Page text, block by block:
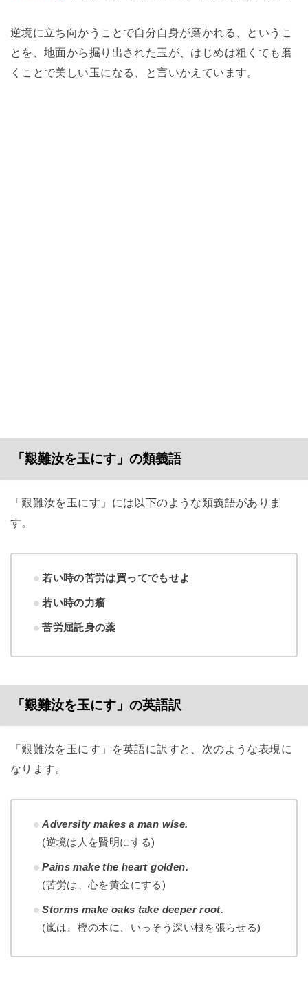
逆境に立ち向かうことで自分自身が磨かれる、というこ
とを、地面から掘り出された玉が、はじめは粗くても磨
くことで美しい玉になる、と言いかえています。
「艱難汝を玉にす」の類義語
「艱難汝を玉にす」には以下のような類義語がありま
す。
若い時の苦労は買ってでもせよ
若い時の力瘤
苦労屈託身の薬
「艱難汝を玉にす」の英語訳
「艱難汝を玉にす」を英語に訳すと、次のような表現に
なります。
Adversity makes a man wise.
(逆境は人を賢明にする)
Pains make the heart golden.
(苦労は、心を黄金にする)
Storms make oaks take deeper root.
(嵐は、樫の木に、いっそう深い根を張らせる)